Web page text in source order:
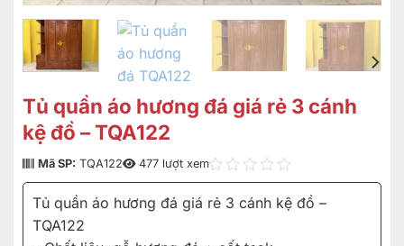
Tủ quần áo hương đá giá rẻ 3 cánh
kệ đồ – TQA122
Mã SP: TQA122 477 lượt xem
Tủ quần áo hương đá giá rẻ 3 cánh kệ đồ –
TQA122